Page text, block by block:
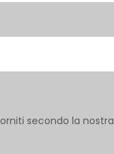
secondo la nostra